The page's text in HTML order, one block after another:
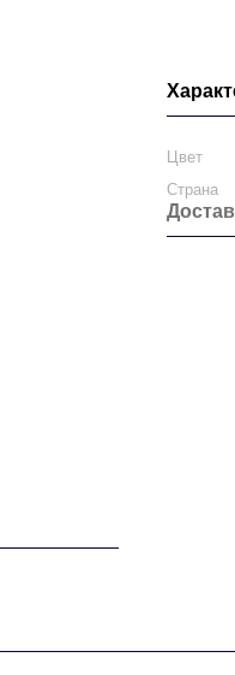
Цвет
Страна